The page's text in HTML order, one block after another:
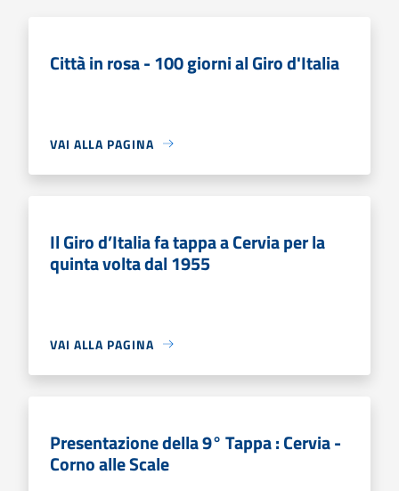
Città in rosa - 100 giorni al Giro d'Italia
VAI ALLA PAGINA
Il Giro d’Italia fa tappa a Cervia per la
quinta volta dal 1955
VAI ALLA PAGINA
Presentazione della 9° Tappa : Cervia -
Corno alle Scale